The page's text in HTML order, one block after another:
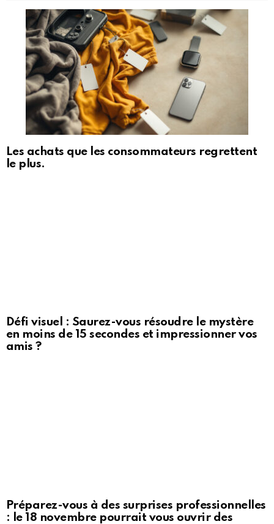
Les achats que les consommateurs regrettent
le plus.
Défi visuel : Saurez-vous résoudre le mystère
en moins de 15 secondes et impressionner vos
amis ?
Préparez-vous à des surprises professionnelles
: le 18 novembre pourrait vous ouvrir des